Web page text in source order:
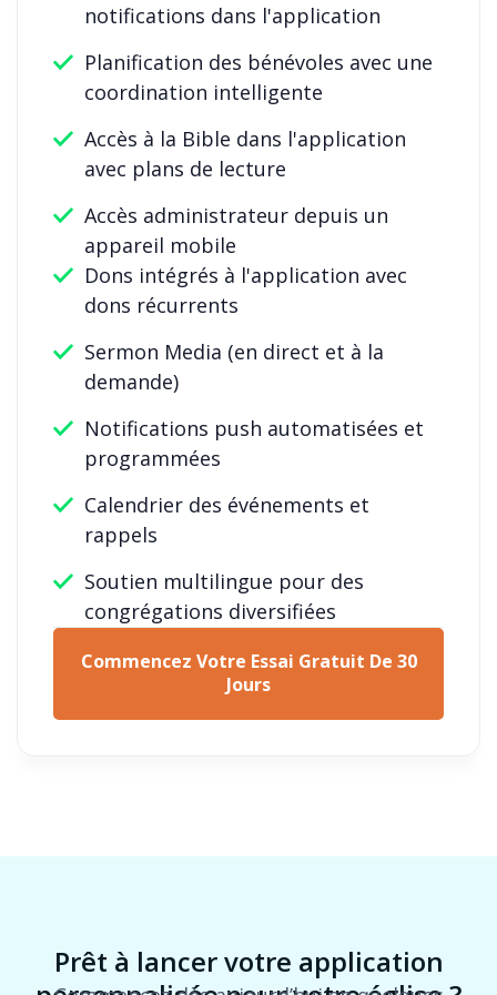
notifications dans l'application
Planification des bénévoles avec une
coordination intelligente
Accès à la Bible dans l'application
avec plans de lecture
Accès administrateur depuis un
appareil mobile
Dons intégrés à l'application avec
dons récurrents
Sermon Media (en direct et à la
demande)
Notifications push automatisées et
programmées
Calendrier des événements et
rappels
Soutien multilingue pour des
congrégations diversifiées
Commencez Votre Essai Gratuit De 30
Jours
Prêt à lancer votre application